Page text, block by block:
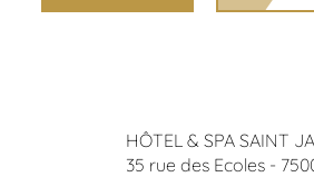
HÔTEL & SPA SAINT
35 rue des Ecoles-